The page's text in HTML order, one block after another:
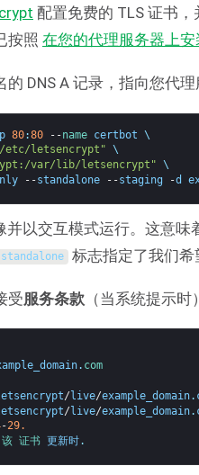
配置免费的 TLS 证书
按照 在您的代理服务器上
的 DNS A 记录，指向您代
p 80:80 --name certbot \
letsencrypt" \
var/lib/letsencrypt" \
--standalone --staging -d
以交互模式运行。这意
standalone 标志指定了我们
受服务条款 （当系统提示
. com
/live/example_domain.
/live/example_domain.
-29.
该 证书 更新时.